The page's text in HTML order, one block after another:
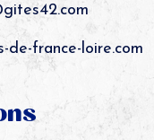
de-france-loire.com